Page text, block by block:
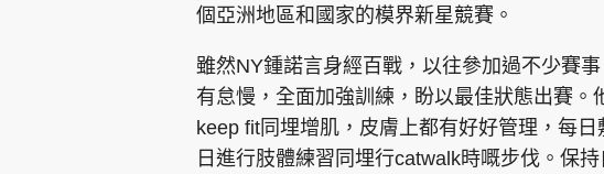
關於我們 聯絡我們 隱私政策聲明 使用條款
個亞洲地區和國家的模界新星競賽。
雖然NY鍾諾言身經百戰，以往參加過不少賽
有怠慢，全面加強訓練，盼以最佳狀態出賽
keep fit同埋增肌，皮膚上都有好好管理，每
日進行肢體練習同埋行catwalk時嘅步伐。保